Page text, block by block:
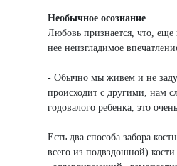
Необычное осознание
Любовь признается, что, еще
нее неизгладимое
- Обычно мы живем и не
происходит с другими, нам
годовалого ребенка, это
Есть два способа забора
всего из подвздошной)